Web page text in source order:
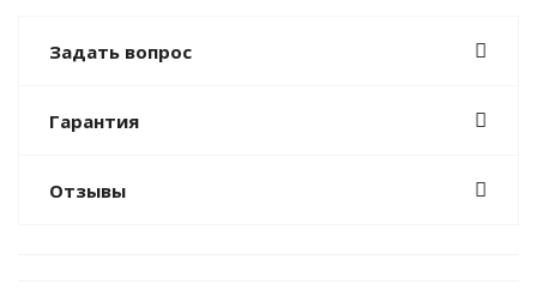
Задать вопрос
Гарантия
Отзывы